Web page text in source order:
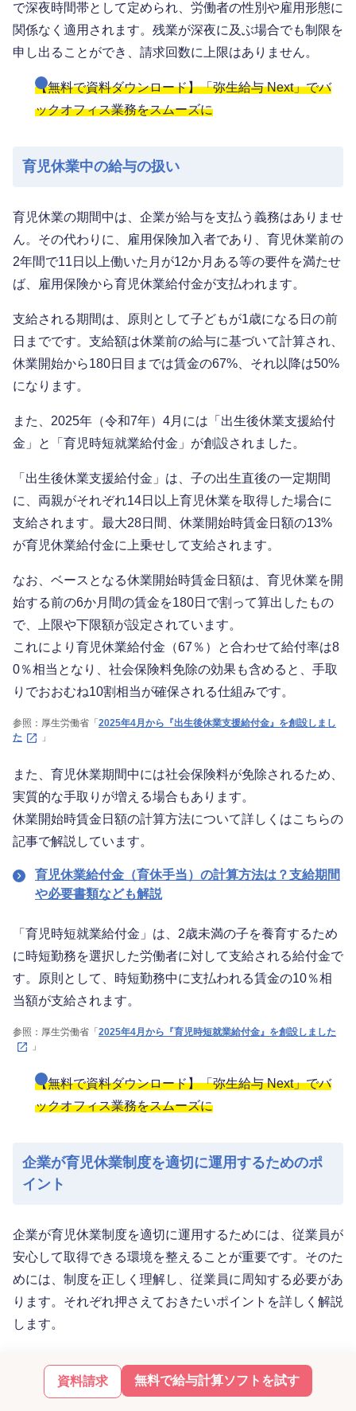
資料請求 無料で給与計算ソフトを試す
で深夜時間帯として定められ、労働者の性別や雇用形態に
関係なく適用されます。残業が深夜に及ぶ場合でも制限を
申し出ることができ、請求回数に上限はありません。
【無料で資料ダウンロード】「弥生給与 Next」でバ
ックオフィス業務をスムーズに
育児休業中の給与の扱い
育児休業の期間中は、企業が給与を支払う義務はありませ
ん。その代わりに、雇用保険加入者であり、育児休業前の
2年間で11日以上働いた月が12か月ある等の要件を満たせ
ば、雇用保険から育児休業給付金が支払われます。
支給される期間は、原則として子どもが1歳になる日の前
日までです。支給額は休業前の給与に基づいて計算され、
休業開始から180日目までは賃金の67%、それ以降は50%
になります。
また、2025年（令和7年）4月には「出生後休業支援給付
金」と「育児時短就業給付金」が創設されました。
「出生後休業支援給付金」は、子の出生直後の一定期間
に、両親がそれぞれ14日以上育児休業を取得した場合に
支給されます。最大28日間、休業開始時賃金日額の13%
が育児休業給付金に上乗せして支給されます。
なお、ベースとなる休業開始時賃金日額は、育児休業を開
始する前の6か月間の賃金を180日で割って算出したもの
で、上限や下限額が設定されています。
これにより育児休業給付金（67％）と合わせて給付率は8
0％相当となり、社会保険料免除の効果も含めると、手取
りでおおむね10割相当が確保される仕組みです。
参照：厚生労働省「 2025年4月から『出生後休業支援給付金』を創設しまし
た
」
また、育児休業期間中には社会保険料が免除されるため、
実質的な手取りが増える場合もあります。
休業開始時賃金日額の計算方法について詳しくはこちらの
記事で解説しています。
育児休業給付金（育休手当）の計算方法は？支給期間
や必要書類なども解説
「育児時短就業給付金」は、2歳未満の子を養育するため
に時短勤務を選択した労働者に対して支給される給付金で
す。原則として、時短勤務中に支払われる賃金の10％相
当額が支給されます。
参照：厚生労働省「 2025年4月から『育児時短就業給付金』を創設しました
」
【無料で資料ダウンロード】「弥生給与 Next」でバ
ックオフィス業務をスムーズに
企業が育児休業制度を適切に運用するためのポ
イント
企業が育児休業制度を適切に運用するためには、従業員が
安心して取得できる環境を整えることが重要です。そのた
めには、制度を正しく理解し、従業員に周知する必要があ
ります。それぞれ押さえておきたいポイントを詳しく解説
します。
男性への育児休業取得の促進